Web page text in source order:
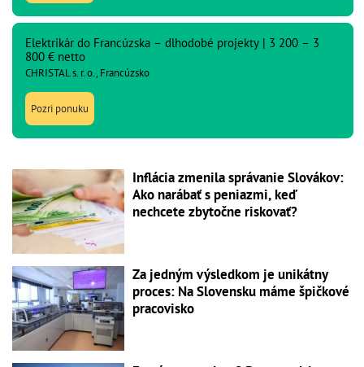
Elektrikár do Francúzska – dlhodobé projekty | 3 200 – 3
800 € netto
CHRISTAL s. r. o., Francúzsko
Pozri ponuku
Inflácia zmenila správanie Slovákov:
Ako narábať s peniazmi, keď
nechcete zbytočne riskovať?
Za jedným výsledkom je unikátny
proces: Na Slovensku máme špičkové
pracovisko